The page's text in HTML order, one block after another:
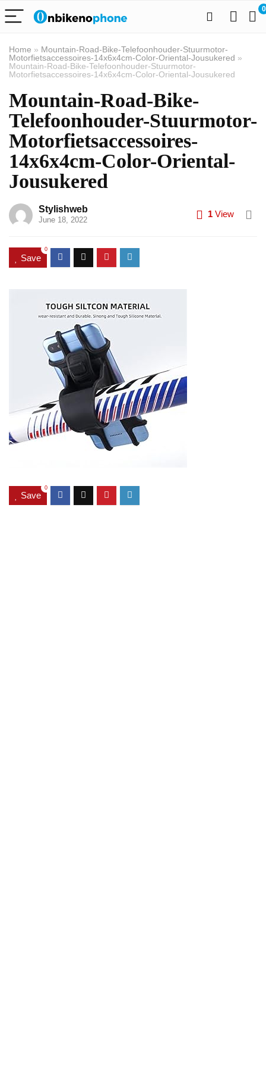
0
Home » Mountain-Road-Bike-Telefoonhouder-Stuurmotor-
Motorfietsaccessoires-14x6x4cm-Color-Oriental-Jousukered »
Mountain-Road-Bike-Telefoonhouder-Stuurmotor-
Motorfietsaccessoires-14x6x4cm-Color-Oriental-Jousukered
Mountain-Road-Bike-
Telefoonhouder-Stuurmotor-
Motorfietsaccessoires-
14x6x4cm-Color-Oriental-
Jousukered
Stylishweb
June 18, 2022
1 View
Save
0
Save
0